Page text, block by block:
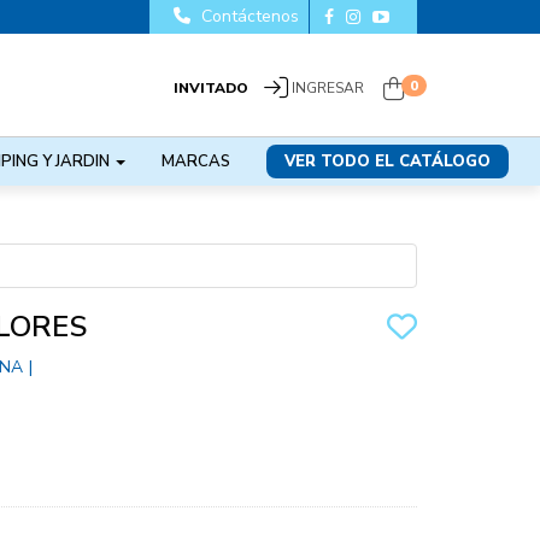
INVITADO INGRESAR 0
Y JARDIN MARCAS VER TODO EL CATÁLOGO
Contáctenos
|